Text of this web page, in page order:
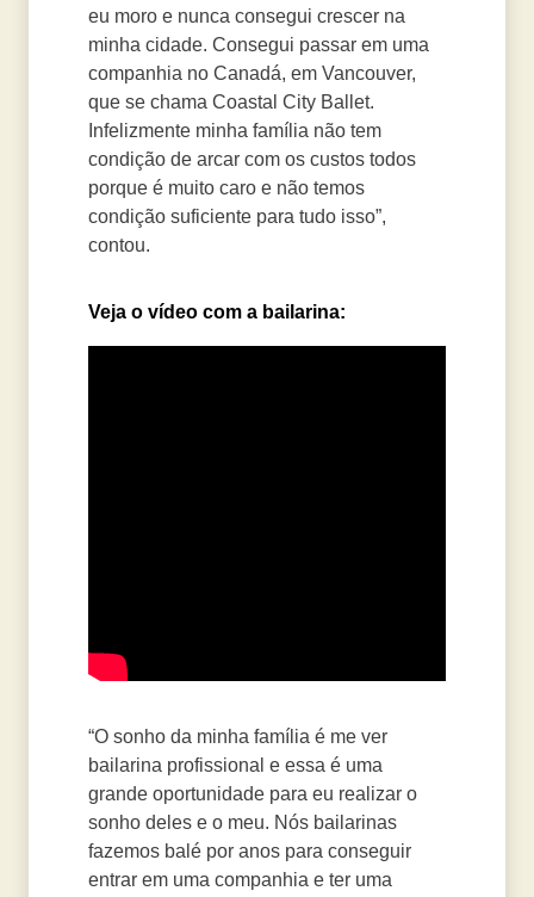
eu moro e nunca consegui crescer na
minha cidade. Consegui passar em uma
companhia no Canadá, em Vancouver,
que se chama Coastal City Ballet.
Infelizmente minha família não tem
condição de arcar com os custos todos
porque é muito caro e não temos
condição suficiente para tudo isso”,
contou.
Veja o vídeo com a bailarina:
“O sonho da minha família é me ver
bailarina profissional e essa é uma
grande oportunidade para eu realizar o
sonho deles e o meu. Nós bailarinas
fazemos balé por anos para conseguir
entrar em uma companhia e ter uma